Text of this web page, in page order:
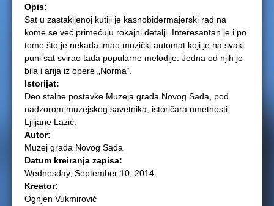
r
e
Opis:
Sat u zastakljenoj kutiji je kasnobidermajerski rad na
kome se već primećuju rokajni detalji. Interesantan je i po
tome što je nekada imao muzički automat koji je na svaki
puni sat svirao tada popularne melodije. Jedna od njih je
bila i arija iz opere „Norma“.
Istorijat:
Deo stalne postavke Muzeja grada Novog Sada, pod
nadzorom muzejskog savetnika, istoričara umetnosti,
Ljiljane Lazić.
Autor:
Muzej grada Novog Sada
Datum kreiranja zapisa:
Wednesday, September 10, 2014
Kreator:
Ognjen Vukmirović